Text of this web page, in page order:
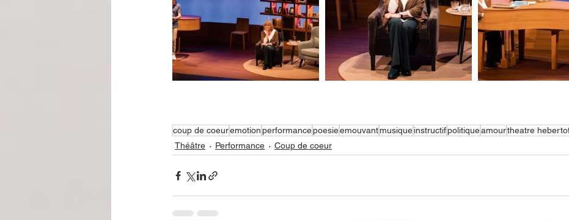
coup de coeuremotionperformancepoesieemouvantmusiqueinstructifpolitiqueamourtheatre
Théâtre
Performance Coup de coeur